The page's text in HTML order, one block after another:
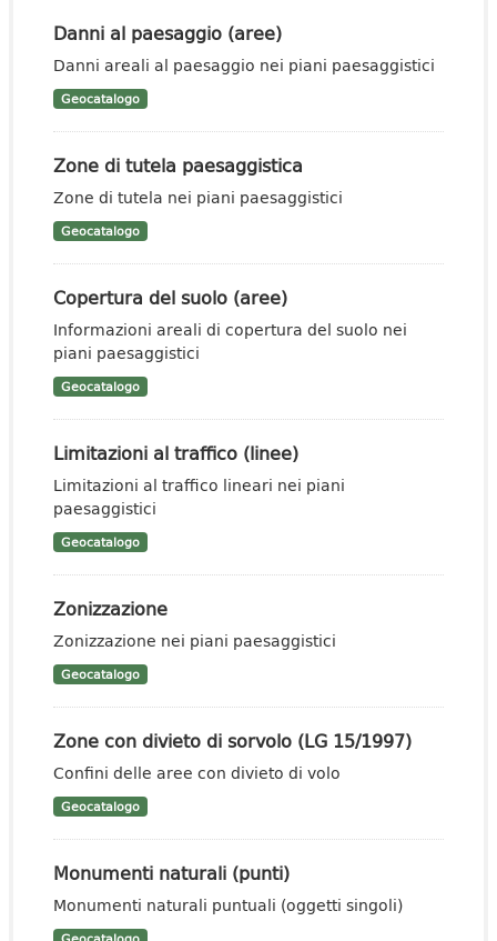
Danni al paesaggio (aree)
Danni areali al paesaggio nei piani paesaggistici
Geocatalogo
Zone di tutela paesaggistica
Zone di tutela nei piani paesaggistici
Geocatalogo
Copertura del suolo (aree)
Informazioni areali di copertura del suolo nei
piani paesaggistici
Geocatalogo
Limitazioni al traffico (linee)
Limitazioni al traffico lineari nei piani
paesaggistici
Geocatalogo
Zonizzazione
Zonizzazione nei piani paesaggistici
Geocatalogo
Zone con divieto di sorvolo (LG 15/1997)
Confini delle aree con divieto di volo
Geocatalogo
Monumenti naturali (punti)
Monumenti naturali puntuali (oggetti singoli)